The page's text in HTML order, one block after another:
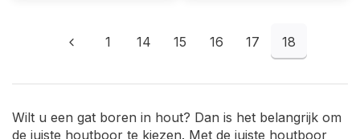
1 14 15 16 17 18
Wilt u een gat boren in hout? Dan is het belangrijk om
de juiste houtboor te kiezen. Met de juiste houtboor